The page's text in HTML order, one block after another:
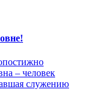
– человек
служению